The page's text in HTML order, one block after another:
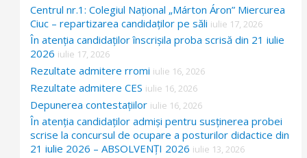
Centrul nr.1: Colegiul Național „Márton Áron” Miercurea
Ciuc – repartizarea candidaților pe săli iulie 17, 2026
În atenția candidaților înscrișila proba scrisă din 21 iulie
2026 iulie 17, 2026
Rezultate admitere rromi iulie 16, 2026
Rezultate admitere CES iulie 16, 2026
Depunerea contestațiilor iulie 16, 2026
În atenția candidaților admiși pentru susținerea probei
scrise la concursul de ocupare a posturilor didactice din
21 iulie 2026 – ABSOLVENȚI 2026 iulie 13, 2026